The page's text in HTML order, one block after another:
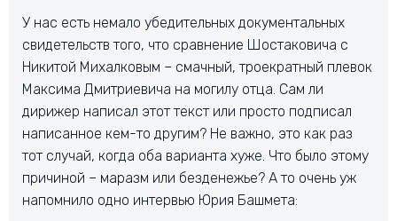
У нас есть немало убедительных документальных
свидетельств того, что сравнение Шостаковича с
Никитой Михалковым – смачный, троекратный плевок
Максима Дмитриевича на могилу отца. Сам ли
дирижер написал этот текст или просто подписал
написанное кем-то другим? Не важно, это как раз
тот случай, когда оба варианта хуже. Что было этому
причиной – маразм или безденежье? А то очень уж
напомнило одно интервью Юрия Башмета: